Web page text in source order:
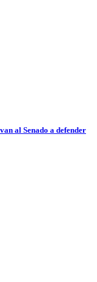
al Senado a defender